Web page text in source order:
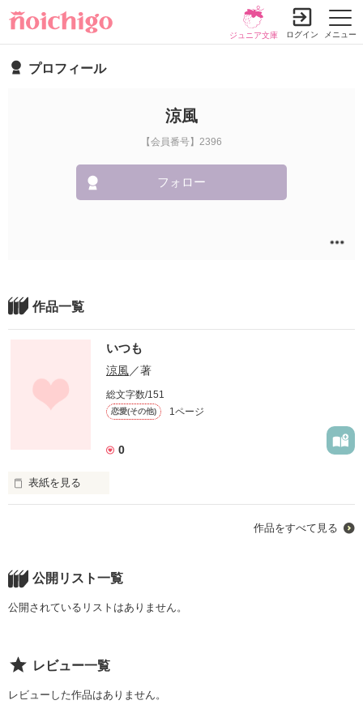
メニュー
ジュニア文庫 ログイン
プロフィール
涼風
【会員番号】2396
フォロー
作品一覧
いつも
涼風／著
総文字数/151
恋愛(その他) 1ページ
0
表紙を見る
作品をすべて見る
公開リスト一覧
公開されているリストはありません。
レビュー一覧
レビューした作品はありません。